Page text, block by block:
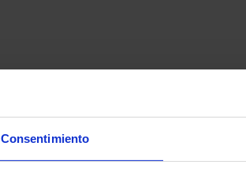
Consentimiento